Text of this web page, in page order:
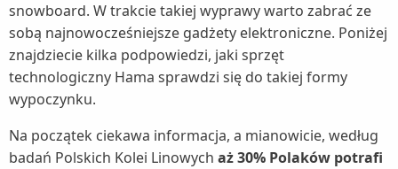
snowboard. W trakcie takiej wyprawy warto zabrać ze
sobą najnowocześniejsze gadżety elektroniczne. Poniżej
znajdziecie kilka podpowiedzi, jaki sprzęt
technologiczny Hama sprawdzi się do takiej formy
wypoczynku.
Na początek ciekawa informacja, a mianowicie, według
badań Polskich Kolei Linowych aż 30% Polaków potrafi